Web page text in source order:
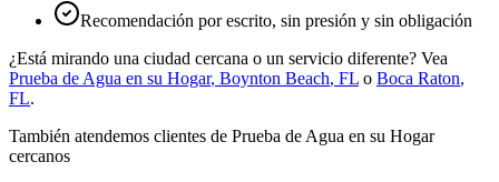
Recomendación por escrito, sin presión y sin obligación
¿Está mirando una ciudad cercana o un servicio diferente? Vea
Prueba de Agua en su Hogar, Boynton Beach, FL o Boca Raton,
FL.
También atendemos clientes de Prueba de Agua en su Hogar
cercanos